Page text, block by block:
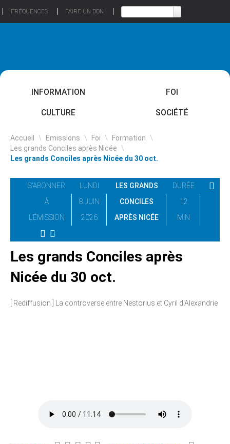
FRÉQUENCES FAIRE UN DON
INFORMATION FOI
CULTURE SOCIÉTÉ
Accueil \ Emissions \ Foi \ Formation \
Les grands Conciles après Nicée \
Les grands Conciles après Nicée du 30 oct.
S'ABONNER
À
L'ÉMISSION
LUNDI
8 JUIN
2026
LES GRANDS
CONCILES
APRÈS NICÉE
DURÉE
12
MIN
Les grands Conciles après
Nicée du 30 oct.
[ Rediffusion ] La controverse entre Nestorius et Cyril d'Alexandrie